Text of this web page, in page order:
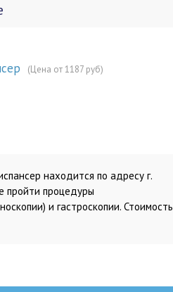
(Цена от 1187 руб)
находится по адресу г.
пройти процедуры
и гастроскопии. Стоимость